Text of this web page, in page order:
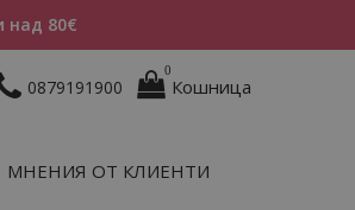
над 80€
0879191900
0
Кошница
МНЕНИЯ ОТ КЛИЕНТИ